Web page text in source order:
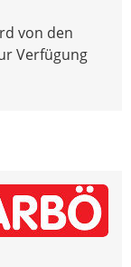
von den
Verfügung